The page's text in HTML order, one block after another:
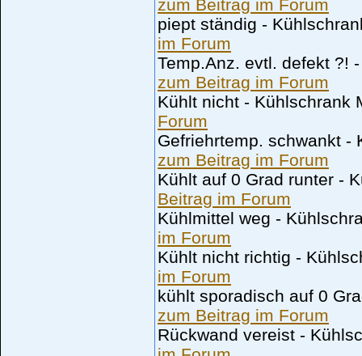
zum Beitrag im Forum
piept ständig -
im Forum
Temp.Anz. evtl. defekt ?!
zum Beitrag im Forum
Kühlt nicht - Kühlschrank
Forum
Gefriehrtemp. schwankt -
zum Beitrag im Forum
Kühlt auf 0 Grad runter -
Beitrag im Forum
Kühlmittel weg -
im Forum
Kühlt nicht richtig -
im Forum
kühlt sporadisch auf 0
zum Beitrag im Forum
Rückwand vereist -